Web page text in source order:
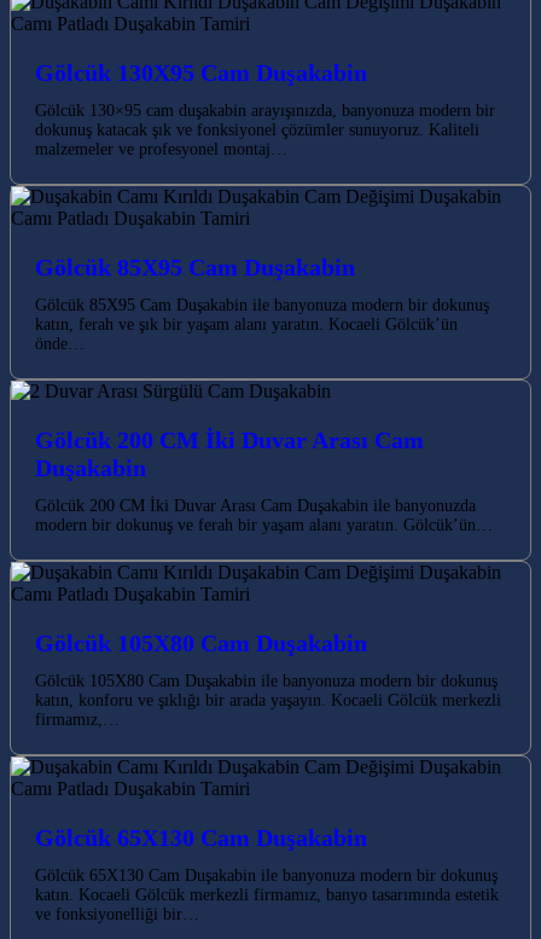
Gölcük 130X95 Cam Duşakabin
Gölcük 130×95 cam duşakabin arayışınızda, banyonuza modern bir
dokunuş katacak şık ve fonksiyonel çözümler sunuyoruz. Kaliteli
malzemeler ve profesyonel montaj…
Gölcük 85X95 Cam Duşakabin
Gölcük 85X95 Cam Duşakabin ile banyonuza modern bir dokunuş
katın, ferah ve şık bir yaşam alanı yaratın. Kocaeli Gölcük’ün
önde…
Gölcük 200 CM İki Duvar Arası Cam
Duşakabin
Gölcük 200 CM İki Duvar Arası Cam Duşakabin ile banyonuzda
modern bir dokunuş ve ferah bir yaşam alanı yaratın. Gölcük’ün…
Gölcük 105X80 Cam Duşakabin
Gölcük 105X80 Cam Duşakabin ile banyonuza modern bir dokunuş
katın, konforu ve şıklığı bir arada yaşayın. Kocaeli Gölcük merkezli
firmamız,…
Gölcük 65X130 Cam Duşakabin
Gölcük 65X130 Cam Duşakabin ile banyonuza modern bir dokunuş
katın. Kocaeli Gölcük merkezli firmamız, banyo tasarımında estetik
ve fonksiyonelliği bir…